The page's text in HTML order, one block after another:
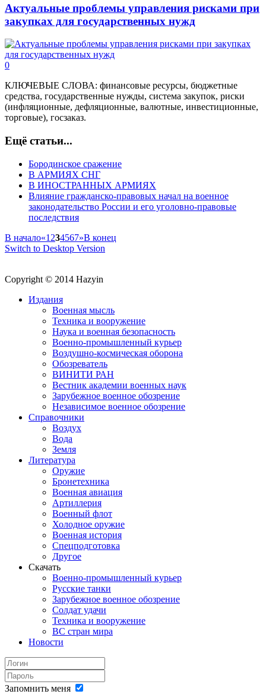
Актуальные проблемы управления рисками при
закупках для государственных нужд
0
КЛЮЧЕВЫЕ СЛОВА: финансовые ресурсы, бюджетные
средства, государственные нужды, система закупок, риски
(инфляционные, дефляционные, валютные, инвестиционные,
торговые), госзаказ.
Ещё статьи...
Бородинское сражение
В АРМИЯХ СНГ
В ИНОСТРАННЫХ АРМИЯХ
Влияние гражданско-правовых начал на военное
законодательство России и его уголовно-правовые
последствия
В начало«1 234567»В конец
Switch to Desktop Version
Copyright © 2014 Hazyin
Издания
Военная мысль
Техника и вооружение
Наука и военная безопасность
Военно-промышленный курьер
Воздушно-космическая оборона
Обозреватель
ВИНИТИ РАН
Вестник академии военных наук
Зарубежное военное обозрение
Независимое военное обозрение
Справочники
Воздух
Вода
Земля
Литература
Оружие
Бронетехника
Военная авиация
Артиллерия
Военный флот
Холодное оружие
Военная история
Спецподготовка
Другое
Скачать
Военно-промышленный курьер
Русские танки
Зарубежное военное обозрение
Солдат удачи
Техника и вооружение
ВС стран мира
Новости
Запомнить меня